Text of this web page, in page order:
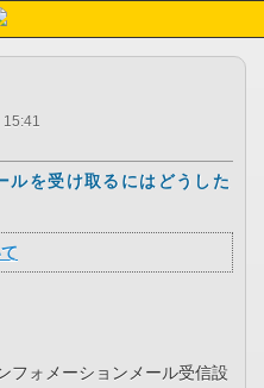
15:41
ルを受け取るにはどうした
フォメーションメール受信設